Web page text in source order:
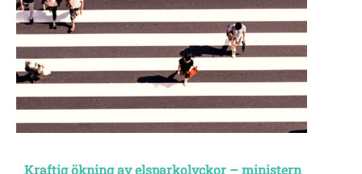
Kraftig ökning av elsparkolyckor – ministern